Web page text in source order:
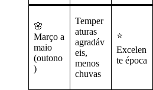
🌸
Março a
maio
(outono
)
Temper
aturas
agradáv
eis,
menos
chuvas
⭐
Excelen
te época